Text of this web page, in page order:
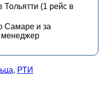
Тольятти (1 рейс в
Самаре и за
, РТИ